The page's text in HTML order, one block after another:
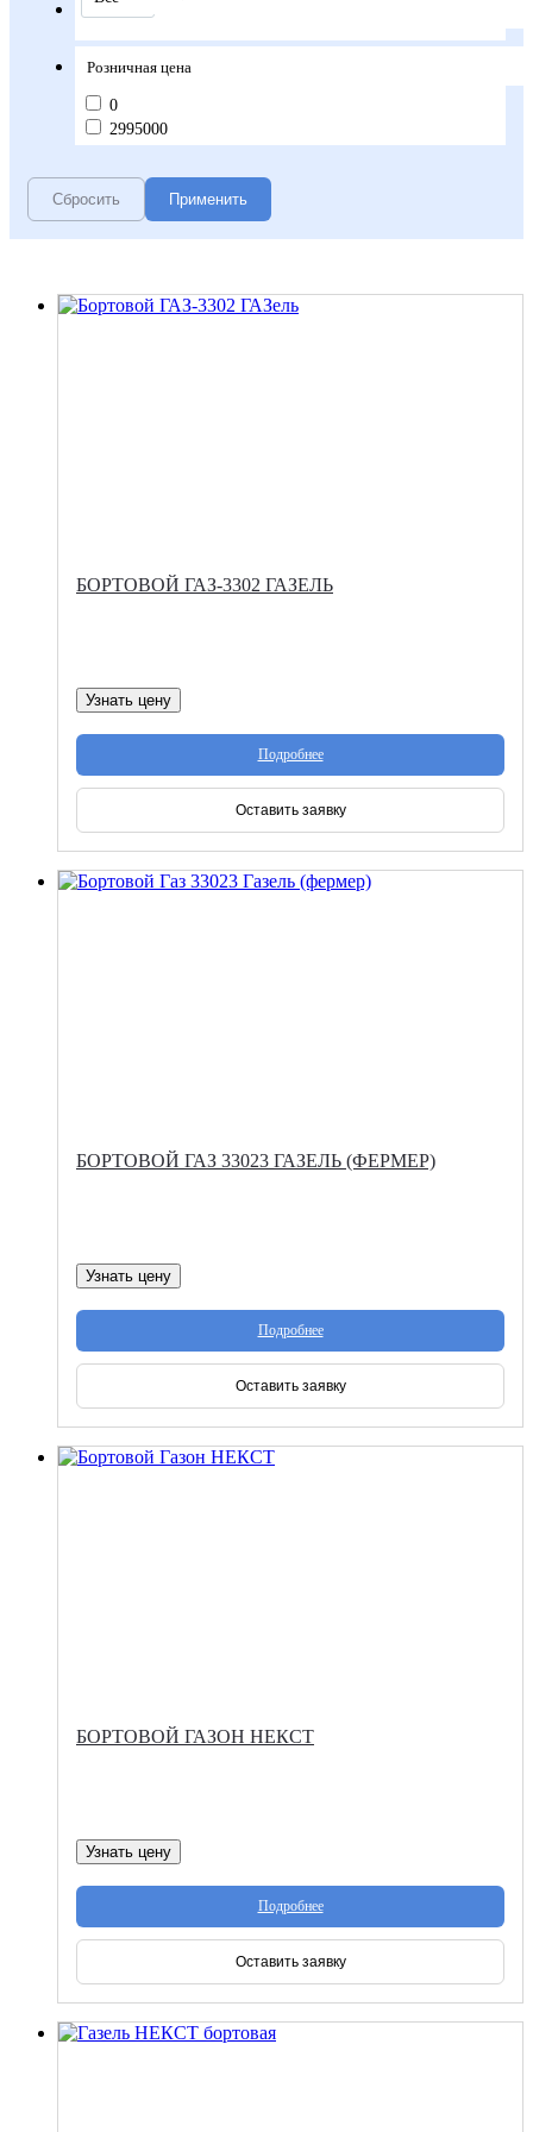
Грузоподъемность, кг
Розничная цена
0
2995000
БОРТОВОЙ ГАЗ-3302 ГАЗЕЛЬ
Узнать цену
Подробнее
Оставить заявку
БОРТОВОЙ ГАЗ 33023 ГАЗЕЛЬ (ФЕРМЕР)
Узнать цену
Подробнее
Оставить заявку
БОРТОВОЙ ГАЗОН НЕКСТ
Узнать цену
Подробнее
Оставить заявку